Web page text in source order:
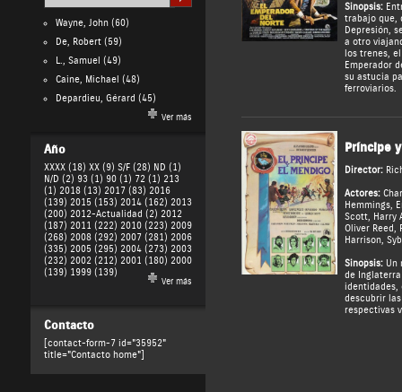
Wayne, John(60)
De, Robert(59)
L., Samuel (49)
Caine, Michael (48)
Depardieu, Gérard (45)
Ver más
Año
XXXX (18) XX (9) S/F (28) ND (1)
N/D (2) 93 (1) 90 (1) 72 (1) 213
(1) 2018 (13) 2017 (83) 2016
(139) 2015 (153) 2014 (162) 2013
(200) 2012-Actualidad (2) 2012
(187) 2011 (222) 2010 (223) 2009
(268) 2008 (292) 2007 (281) 2006
(335) 2005 (295) 2004 (273) 2003
(232) 2002 (212) 2001 (180) 2000
(139) 1999 (139)
Ver más
Contacto
[contact-form-7 id="35952"
title="Contacto home"]
Sinopsis:
trabajo que,
Depresión,
a otro
los trenes,
Emperador
su astucia
ferroviarios.
Príncipe
Director:
Actores:
Hemmings,
Scott, Harry
Oliver Reed,
Harrison,
Sinopsis:Un
de
identidades,
descubrir
respectivas